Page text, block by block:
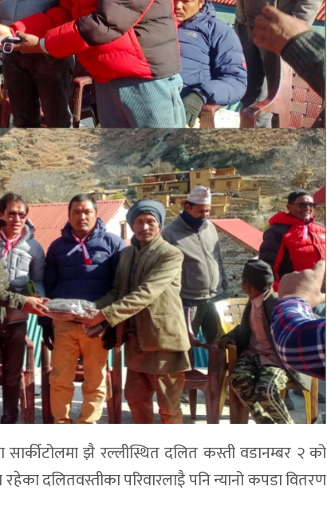
सार्कीटोलमा झै रल्लीस्थित दलित कस्ती वडानम्बर २ को
दलितवस्तीका परिवारलाइै पनि न्यानो कपडा वितरण